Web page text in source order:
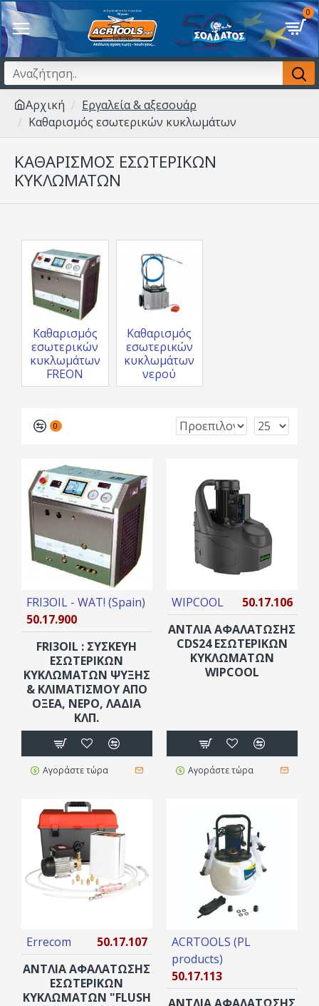
0
Αρχική
Εργαλεία & αξεσουάρ
Καθαρισμός εσωτερικών κυκλωμάτων
ΚΑΘΑΡΙΣΜΌΣ ΕΣΩΤΕΡΙΚΏΝ
ΚΥΚΛΩΜΆΤΩΝ
Καθαρισμός
εσωτερικών
κυκλωμάτων
FREON
Καθαρισμός
εσωτερικών
κυκλωμάτων
νερού
0
FRI3OIL - WAT! (Spain)
50.17.900
FRI3OIL : ΣΥΣΚΕΥΉ
ΕΣΩΤΕΡΙΚΏΝ
ΚΥΚΛΩΜΆΤΩΝ ΨΎΞΗΣ
& ΚΛΙΜΑΤΙΣΜΟΎ ΑΠΌ
ΟΞΈΑ, ΝΕΡΌ, ΛΆΔΙΑ
ΚΛΠ.
Αγοράστε τώρα
WIPCOOL
50.17.106
ΑΝΤΛΙΑ ΑΦΑΛΑΤΩΣΗΣ
CDS24 ΕΣΩΤΕΡΙΚΏΝ
ΚΥΚΛΩΜΆΤΩΝ
WIPCOOL
Αγοράστε τώρα
Errecom
50.17.107
ΑΝΤΛΙΑ ΑΦΑΛΑΤΩΣΗΣ
ΕΣΩΤΕΡΙΚΏΝ
ΚΥΚΛΩΜΆΤΩΝ "FLUSH
ACRTOOLS (PL
products)
50.17.113